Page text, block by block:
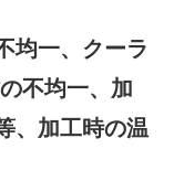
均一、クーラ
不均一、加
、加工時の温